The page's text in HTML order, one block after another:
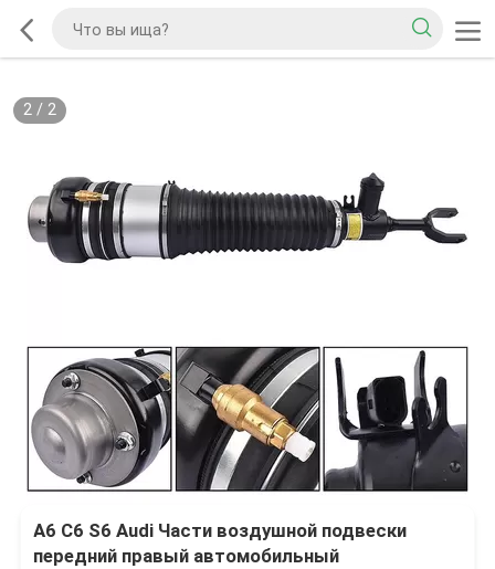
2/ 2
A6 C6 S6 Audi Части воздушной подвески
передний правый автомобильный